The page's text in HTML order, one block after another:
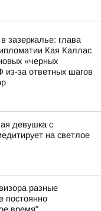
зазеркалье: глава
Кая Каллас
«черных
из-за ответных шагов
девушка с
на светлое
разные
постоянно